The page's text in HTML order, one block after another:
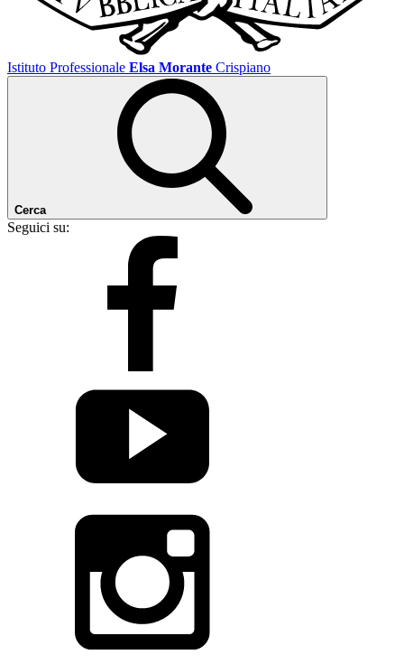
Istituto Professionale Elsa Morante Crispiano
Cerca
Seguici su: